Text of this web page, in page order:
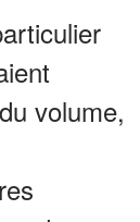
volume,